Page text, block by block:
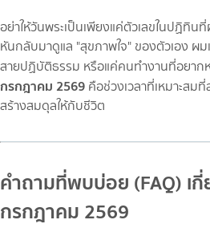
อย่าให้วันพระเป็นเพียงแค่ตัวเลขในปฏิทิ
หันกลับมาดูแล "สุขภาพใจ" ของตัวเอง ผม
สายปฏิบัติธรรม หรือแค่คนทำงานที่อยา
กรกฎาคม 2569 คือช่วงเวลาที่เหมาะสม
สร้างสมดุลให้กับชีวิต
คำถามที่พบบ่อย (FAQ) เ
กรกฎาคม 2569